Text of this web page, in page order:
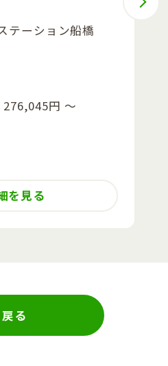
テーション船橋
276,045円 〜
を見る
戻る